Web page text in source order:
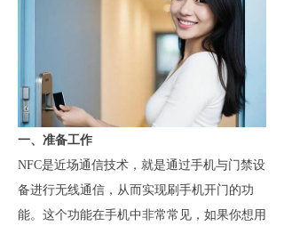
一、准备工作
NFC是近场通信技术 ， 就是通过手机与门禁设
备进行无线通信，从而实现刷手机开门的功
能。这个功能在手机中非常常见， 如果你想用